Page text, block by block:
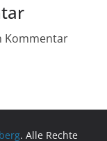
Kommentar
. Alle Rechte